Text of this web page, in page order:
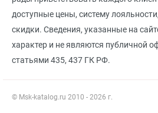
доступные цены, систему
скидки. Сведения, указанные на
характер и не являются публичной
статьями 435, 437 ГК РФ.
© Msk-katalog.ru 2010 - 2026 г.